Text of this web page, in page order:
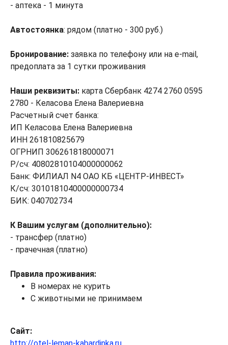
- аптека - 1 минута
Автостоянка: рядом (платно - 300 руб.)
Бронирование: заявка по телефону или на e-mail,
предоплата за 1 сутки проживания
Наши реквизиты: карта Сбербанк 4274 2760 0595
2780 - Келасова Елена Валериевна
Расчетный счет банка:
ИП Келасова Елена Валериевна
ИНН 261810825679
ОГРНИП 306261818000071
Р/сч: 40802810104000000062
Банк: ФИЛИАЛ N4 ОАО КБ «ЦЕНТР-ИНВЕСТ»
К/сч: 30101810400000000734
БИК: 040702734
К Вашим услугам (дополнительно):
- трансфер (платно)
- прачечная (платно)
Правила проживания:
В номерах не курить
С животными не принимаем
Сайт: